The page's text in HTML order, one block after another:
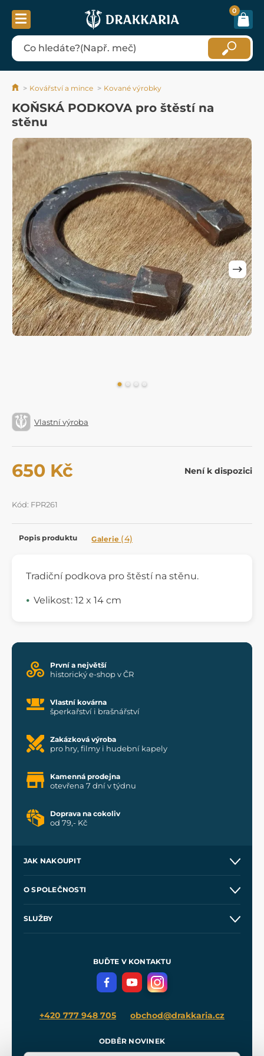
0
Kovářství a mince Kované výrobky
KOŇSKÁ PODKOVA pro štěstí na
stěnu
Vlastní výroba
650 Kč Není k dispozici
Kód: FPR261
Popis produktu Galerie (4)
Tradiční podkova pro štěstí na stěnu.
Velikost: 12 x 14 cm
První a největší
historický e-shop v ČR
Vlastní kovárna
šperkařství i brašnářství
Zakázková výroba
pro hry, filmy i hudební kapely
Kamenná prodejna
otevřena 7 dní v týdnu
Doprava na cokoliv
od 79,- Kč
JAK NAKOUPIT
Velkoobchod
O SPOLEČNOSTI
SLUŽBY
Meče pro Kingdom Come
BUĎTE V KONTAKTU
+420 777 948 705 obchod@drakkaria.cz
ODBĚR NOVINEK